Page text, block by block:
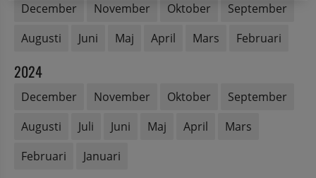
December November Oktober
September
Augusti
Juni Maj April Mars Februari
2024
December November Oktober
September
Augusti
Juli Juni Maj April
Mars
Februari
Januari